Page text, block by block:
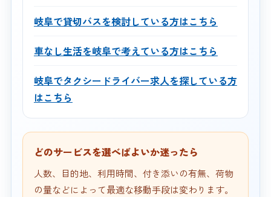
岐阜で貸切バスを検討している方はこちら
車なし生活を岐阜で考えている方はこちら
岐阜でタクシードライバー求人を探している方
はこちら
どのサービスを選べばよいか迷ったら
人数、目的地、利用時間、付き添いの有無、荷物
の量などによって最適な移動手段は変わります。